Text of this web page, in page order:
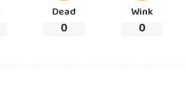
Dead
0
Wink
0